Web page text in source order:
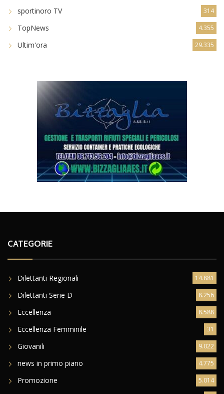
sportinoro TV 314
TopNews 4.355
Ultim'ora 29.335
CATEGORIE
Dilettanti Regionali 14.881
Dilettanti Serie D 8.256
Eccellenza 8.588
Eccellenza Femminile 31
Giovanili 9.022
news in primo piano 4.775
Promozione 5.014